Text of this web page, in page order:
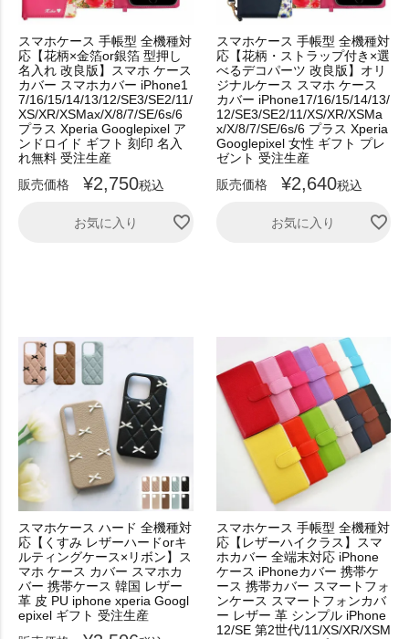
スマホケース 手帳型 全機種対
応【花柄×金箔or銀箔 型押し
名入れ 改良版】スマホ ケース
カバー スマホカバー iPhone1
7/16/15/14/13/12/SE3/SE2/11/
XS/XR/XSMax/X/8/7/SE/6s/6
プラス Xperia Googlepixel ア
ンドロイド ギフト 刻印 名入
れ無料 受注生産
販売価格
¥2,750税込
お気に入り
スマホケース 手帳型 全機種対
応【花柄・ストラップ付き×選
べるデコパーツ 改良版】オリ
ジナルケース スマホ ケース
カバー iPhone17/16/15/14/13/
12/SE3/SE2/11/XS/XR/XSMa
x/X/8/7/SE/6s/6 プラス Xperia
Googlepixel 女性 ギフト プレ
ゼント 受注生産
販売価格
¥2,640税込
お気に入り
スマホケース ハード 全機種対
応【くすみ レザーハードorキ
ルティングケース×リボン】ス
マホ ケース カバー スマホカ
バー 携帯ケース 韓国 レザー
革 皮 PU iphone xperia Googl
epixel ギフト 受注生産
スマホケース 手帳型 全機種対
応【レザーハイクラス】スマ
ホカバー 全端末対応 iPhone
ケース iPhoneカバー 携帯ケ
ース 携帯カバー スマートフォ
ンケース スマートフォンカバ
ー レザー 革 シンプル iPhone
12/SE 第2世代/11/XS/XR/XSM